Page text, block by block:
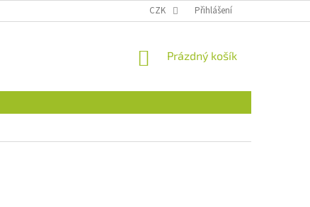
CZK Přihlášení
NÁKUPNÍ
Prázdný košík